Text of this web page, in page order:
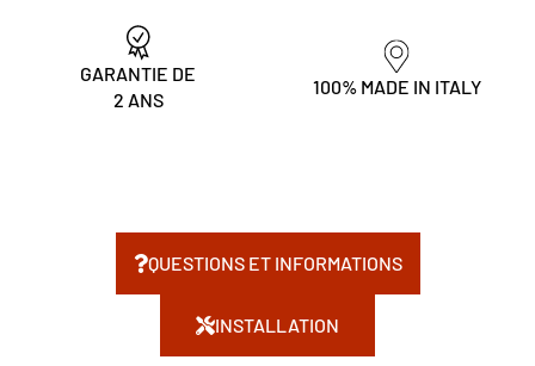
GARANTIE DE
2 ANS
100% MADE IN ITALY
QUESTIONS ET INFORMATIONS
INSTALLATION